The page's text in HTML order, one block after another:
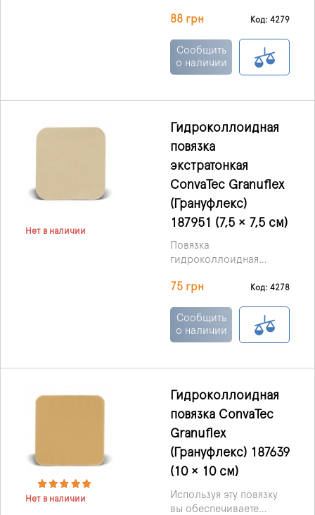
гидроколлоидная,
(Великобритания) –
современный материал
для перевязки, который
патологических
бактерий и
микроорганизмов и
ускоряет заживление.
88 грн Код: 4279
Сообщить
о наличии
Нет в наличии
Гидроколлоидная
повязка
экстратонкая
ConvaTec Granuflex
(Грануфлекс)
187951 (7,5 × 7,5 см)
Повязка
гидроколлоидная
- повязка небольших
внутреннего слоя
гидроколлоидов,
тонкая и удобная в
вирус иммунодефицита
и гепатит.
75 грн Код: 4278
Сообщить
о наличии
Нет в наличии
Гидроколлоидная
повязка ConvaTec
Granuflex
(Грануфлекс) 187639
(10 × 10 см)
Используя эту повязку
вы обеспечиваете